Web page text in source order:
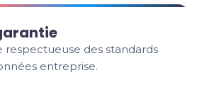
respectueuse des standards
entreprise.